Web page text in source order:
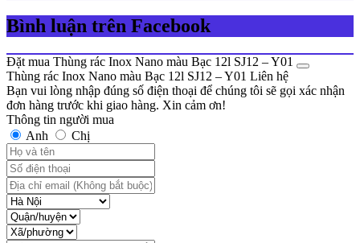
Bình luận trên Facebook
Đặt mua Thùng rác Inox Nano màu Bạc 12l SJ12 – Y01
Thùng rác Inox Nano màu Bạc 12l SJ12 – Y01 Liên hệ
Bạn vui lòng nhập đúng số điện thoại để chúng tôi sẽ gọi xác nhận
đơn hàng trước khi giao hàng. Xin cảm ơn!
Thông tin người mua
Anh
Chị